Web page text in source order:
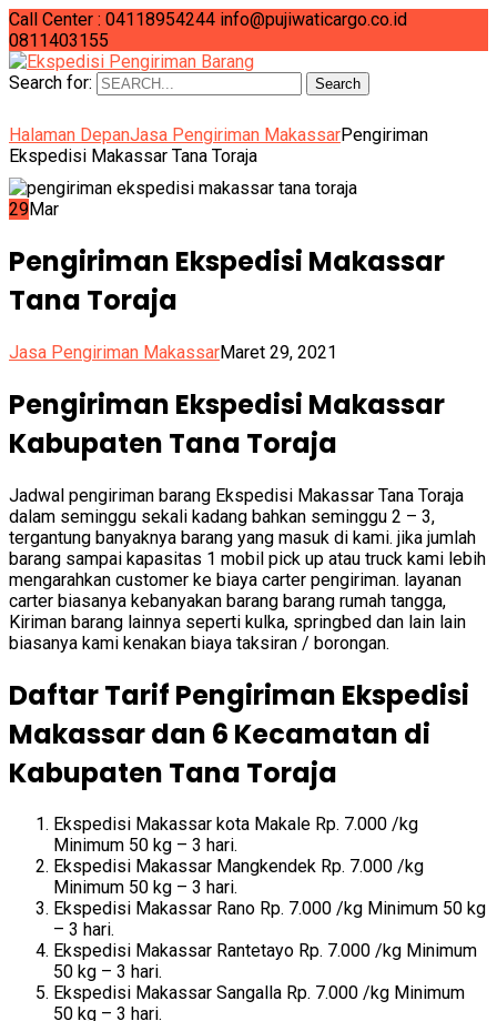
Call Center : 04118954244 info@pujiwaticargo.co.id
0811403155
Search for:
Search
Halaman DepanJasa Pengiriman MakassarPengiriman
Ekspedisi Makassar Tana Toraja
29Mar
Pengiriman Ekspedisi Makassar
Tana Toraja
Jasa Pengiriman MakassarMaret 29, 2021
Pengiriman Ekspedisi Makassar
Kabupaten Tana Toraja
Jadwal pengiriman barang Ekspedisi Makassar Tana Toraja
dalam seminggu sekali kadang bahkan seminggu 2 – 3,
tergantung banyaknya barang yang masuk di kami. jika jumlah
barang sampai kapasitas 1 mobil pick up atau truck kami lebih
mengarahkan customer ke biaya carter pengiriman. layanan
carter biasanya kebanyakan barang barang rumah tangga,
Kiriman barang lainnya seperti kulka, springbed dan lain lain
biasanya kami kenakan biaya taksiran / borongan.
Daftar Tarif Pengiriman Ekspedisi
Makassar dan 6 Kecamatan di
Kabupaten Tana Toraja
Ekspedisi Makassar kota Makale Rp. 7.000 /kg
Minimum 50 kg – 3 hari.
Ekspedisi Makassar Mangkendek Rp. 7.000 /kg
Minimum 50 kg – 3 hari.
Ekspedisi Makassar Rano Rp. 7.000 /kg Minimum 50 kg
– 3 hari.
Ekspedisi Makassar Rantetayo Rp. 7.000 /kg Minimum
50 kg – 3 hari.
Ekspedisi Makassar Sangalla Rp. 7.000 /kg Minimum
50 kg – 3 hari.